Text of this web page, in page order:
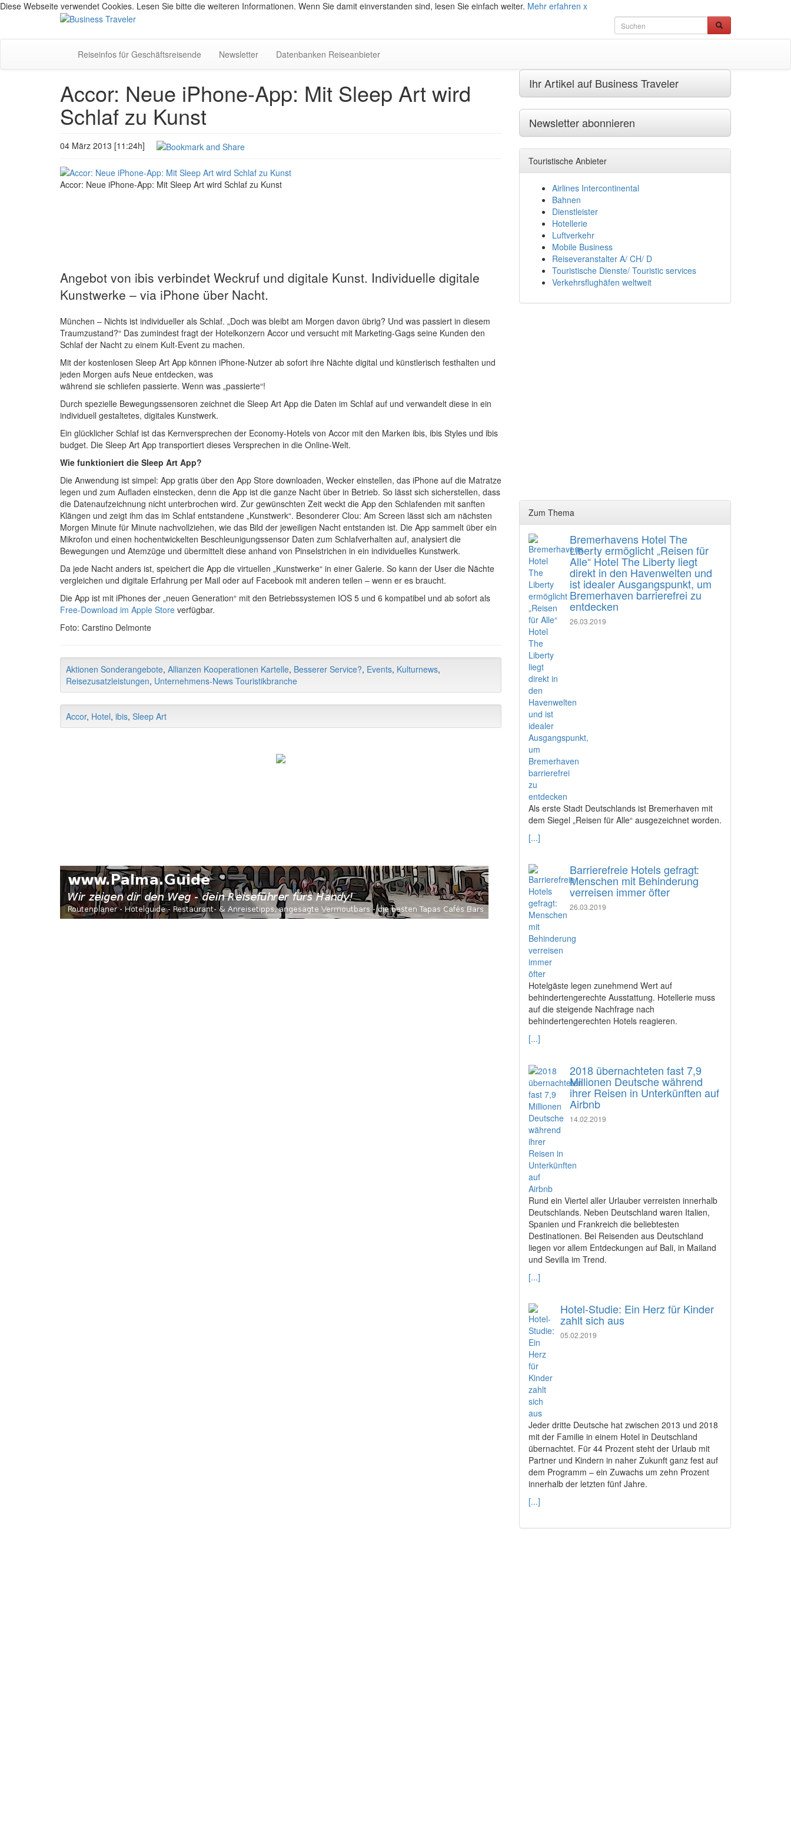
Diese Webseite verwendet Cookies. Lesen Sie bitte die weiteren Informationen. Wenn Sie damit einverstanden sind, lesen Sie einfach weiter. Mehr erfahren x
Reiseinfos für Geschäftsreisende Newsletter Datenbanken Reiseanbieter
Accor: Neue iPhone-App: Mit Sleep Art wird
Schlaf zu Kunst
04 März 2013 [11:24h]
Accor: Neue iPhone-App: Mit Sleep Art wird Schlaf zu Kunst
Angebot von ibis verbindet Weckruf und digitale Kunst. Individuelle digitale
Kunstwerke – via iPhone über Nacht.
München – Nichts ist individueller als Schlaf. „Doch was bleibt am Morgen davon übrig? Und was passiert in diesem
Traumzustand?“ Das zumindest fragt der Hotelkonzern Accor und versucht mit Marketing-Gags seine Kunden den
Schlaf der Nacht zu einem Kult-Event zu machen.
Mit der kostenlosen Sleep Art App können iPhone-Nutzer ab sofort ihre Nächte digital und künstlerisch festhalten und
jeden Morgen aufs Neue entdecken, was
während sie schliefen passierte. Wenn was „passierte“!
Durch spezielle Bewegungssensoren zeichnet die Sleep Art App die Daten im Schlaf auf und verwandelt diese in ein
individuell gestaltetes, digitales Kunstwerk.
Ein glücklicher Schlaf ist das Kernversprechen der Economy-Hotels von Accor mit den Marken ibis, ibis Styles und ibis
budget. Die Sleep Art App transportiert dieses Versprechen in die Online-Welt.
Wie funktioniert die Sleep Art App?
Die Anwendung ist simpel: App gratis über den App Store downloaden, Wecker einstellen, das iPhone auf die Matratze
legen und zum Aufladen einstecken, denn die App ist die ganze Nacht über in Betrieb. So lässt sich sicherstellen, dass
die Datenaufzeichnung nicht unterbrochen wird. Zur gewünschten Zeit weckt die App den Schlafenden mit sanften
Klängen und zeigt ihm das im Schlaf entstandene „Kunstwerk“. Besonderer Clou: Am Screen lässt sich am nächsten
Morgen Minute für Minute nachvollziehen, wie das Bild der jeweiligen Nacht entstanden ist. Die App sammelt über ein
Mikrofon und einen hochentwickelten Beschleunigungssensor Daten zum Schlafverhalten auf, analysiert die
Bewegungen und Atemzüge und übermittelt diese anhand von Pinselstrichen in ein individuelles Kunstwerk.
Da jede Nacht anders ist, speichert die App die virtuellen „Kunstwerke“ in einer Galerie. So kann der User die Nächte
vergleichen und digitale Erfahrung per Mail oder auf Facebook mit anderen teilen – wenn er es braucht.
Die App ist mit iPhones der „neuen Generation“ mit den Betriebssystemen IOS 5 und 6 kompatibel und ab sofort als
Free-Download im Apple Store verfügbar.
Foto: Carstino Delmonte
Aktionen Sonderangebote, Allianzen Kooperationen Kartelle, Besserer Service?, Events, Kulturnews,
Reisezusatzleistungen, Unternehmens-News Touristikbranche
Accor, Hotel, ibis, Sleep Art
Ihr Artikel auf Business Traveler
Newsletter abonnieren
Touristische Anbieter
Airlines Intercontinental
Bahnen
Dienstleister
Hotellerie
Luftverkehr
Mobile Business
Reiseveranstalter A/ CH/ D
Touristische Dienste/ Touristic services
Verkehrsflughäfen weltweit
Zum Thema
Bremerhavens Hotel The
Liberty ermöglicht „Reisen für
Alle“ Hotel The Liberty liegt
direkt in den Havenwelten und
ist idealer Ausgangspunkt, um
Bremerhaven barrierefrei zu
entdecken
26.03.2019
Als erste Stadt Deutschlands ist Bremerhaven mit
dem Siegel „Reisen für Alle“ ausgezeichnet worden.
[...]
Barrierefreie Hotels gefragt:
Menschen mit Behinderung
verreisen immer öfter
26.03.2019
Hotelgäste legen zunehmend Wert auf
behindertengerechte Ausstattung. Hotellerie muss
auf die steigende Nachfrage nach
behindertengerechten Hotels reagieren.
[...]
2018 übernachteten fast 7,9
Millionen Deutsche während
ihrer Reisen in Unterkünften auf
Airbnb
14.02.2019
Rund ein Viertel aller Urlauber verreisten innerhalb
Deutschlands. Neben Deutschland waren Italien,
Spanien und Frankreich die beliebtesten
Destinationen. Bei Reisenden aus Deutschland
liegen vor allem Entdeckungen auf Bali, in Mailand
und Sevilla im Trend.
[...]
Hotel-Studie: Ein Herz für Kinder
zahlt sich aus
05.02.2019
Jeder dritte Deutsche hat zwischen 2013 und 2018
mit der Familie in einem Hotel in Deutschland
übernachtet. Für 44 Prozent steht der Urlaub mit
Partner und Kindern in naher Zukunft ganz fest auf
dem Programm – ein Zuwachs um zehn Prozent
innerhalb der letzten fünf Jahre.
[...]